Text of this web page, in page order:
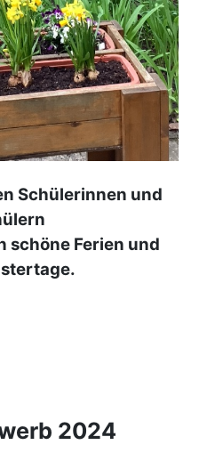
Schülerinnen und
schöne Ferien und
2024